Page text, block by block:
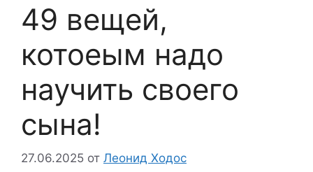
49 вещей,
котоеым надо
научить своего
сына!
27.06.2025 от Леонид Ходос